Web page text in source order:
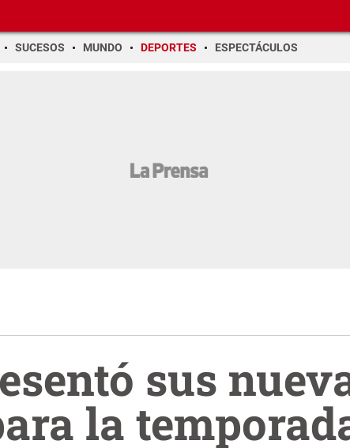
SUCESOS MUNDO DEPORTES ESPECTÁCULOS
sus
la